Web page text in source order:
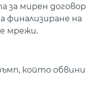
за мирен договор
на
мрежи.
който обвини